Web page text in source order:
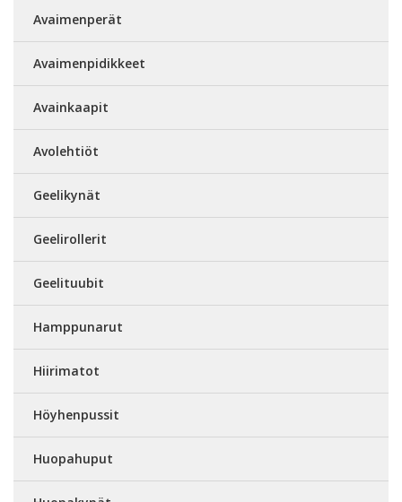
Avaimenperät
Avaimenpidikkeet
Avainkaapit
Avolehtiöt
Geelikynät
Geelirollerit
Geelituubit
Hamppunarut
Hiirimatot
Höyhenpussit
Huopahuput